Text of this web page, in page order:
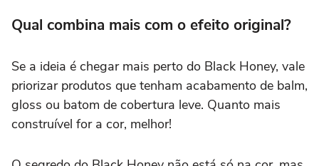
Qual combina mais com o efeito original?
Se a ideia é chegar mais perto do Black Honey, vale
priorizar produtos que tenham acabamento de balm,
gloss ou batom de cobertura leve. Quanto mais
construível for a cor, melhor!